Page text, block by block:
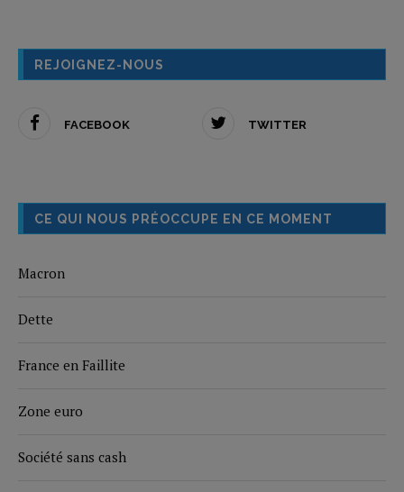
REJOIGNEZ-NOUS
FACEBOOK TWITTER
CE QUI NOUS PRÉOCCUPE EN CE MOMENT
Macron
Dette
France en Faillite
Zone euro
Société sans cash